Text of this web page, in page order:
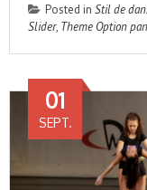
Posted in Stil de
Slider, Theme Option
01
SEPT.